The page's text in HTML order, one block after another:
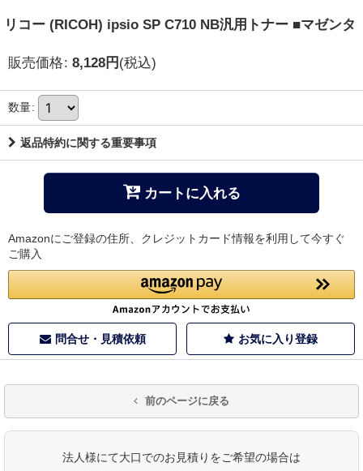
リコー (RICOH) ipsio SP C710 NB汎用トナー ■マゼンタ
販売価格: 8,128円 (税込)
数量:
返品特約に関する重要事項
カートに入れる
Amazonにご登録の住所、クレジットカード情報を利用して今すぐ
ご購入
問合せ・見積依頼 お気に入り登録
前のページに戻る
法人様にて大口でのお見積りをご希望の場合は